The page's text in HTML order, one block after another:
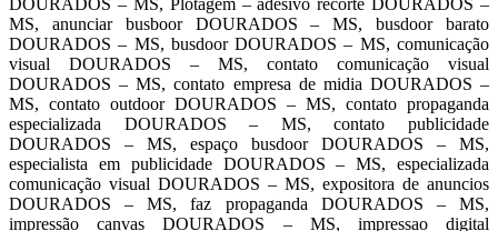
MS, anunciar busboor DOURADOS – MS, busdoor barato
DOURADOS – MS, busdoor DOURADOS – MS, comunicação
visual DOURADOS – MS, contato comunicação visual
DOURADOS – MS, contato empresa de midia DOURADOS –
MS, contato outdoor DOURADOS – MS, contato propaganda
especializada DOURADOS – MS, contato publicidade
DOURADOS – MS, espaço busdoor DOURADOS – MS,
especialista em publicidade DOURADOS – MS, especializada
comunicação visual DOURADOS – MS, expositora de anuncios
DOURADOS – MS, faz propaganda DOURADOS – MS,
impressão canvas DOURADOS – MS, impressao digital